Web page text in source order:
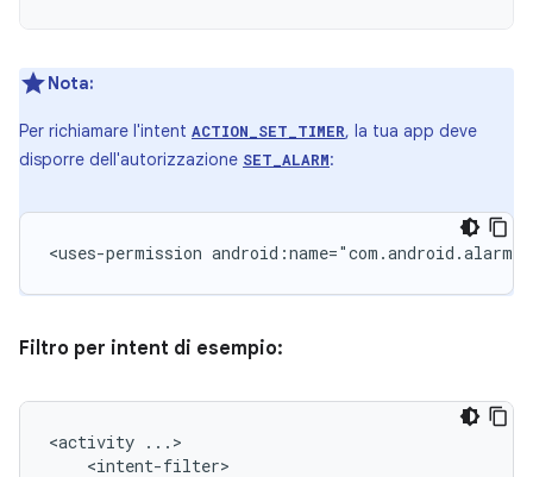
Nota:
Per richiamare l'intent ACTION_SET_TIMER, la tua app deve
disporre dell'autorizzazione SET_ALARM:
<uses-permission
Filtro per intent di esempio:
<activity